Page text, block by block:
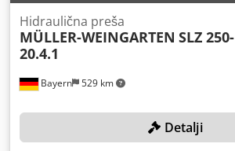
Bayern 529 km
Hidraulična preša
MÜLLER-WEINGARTEN SLZ 250-
20.4.1
Detalji